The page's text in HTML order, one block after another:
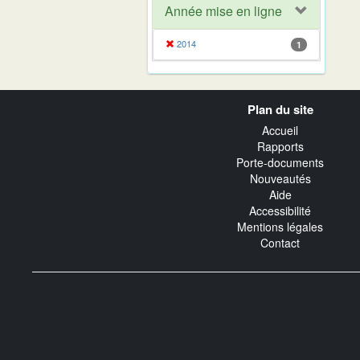
Année mise en ligne
2014 1
Plan du site
Accueil
Rapports
Porte-documents
Nouveautés
Aide
Accessibilité
Mentions légales
Contact